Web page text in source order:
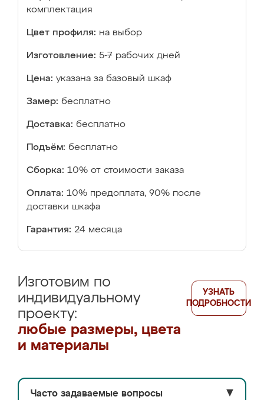
комплектация
Цвет профиля: на выбор
Изготовление: 5-7 рабочих дней
Цена: указана за базовый шкаф
Замер: бесплатно
Доставка: бесплатно
Подъём: бесплатно
Сборка: 10% от стоимости заказа
Оплата: 10% предоплата, 90% после
доставки шкафа
Гарантия: 24 месяца
Изготовим по
индивидуальному
проекту:
любые размеры, цвета
и материалы
УЗНАТЬ
ПОДРОБНОСТИ
Часто задаваемые вопросы ▼